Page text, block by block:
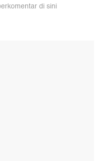
di sini